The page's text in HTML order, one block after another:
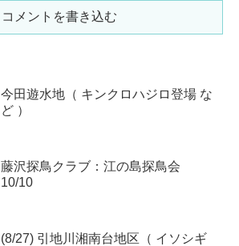
コメントを書き込む
今田遊水地（ キンクロハジロ登場 な
ど ）
藤沢探鳥クラブ：江の島探鳥会
10/10
(8/27) 引地川湘南台地区（ イソシギ